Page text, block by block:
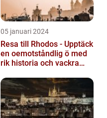
05 januari 2024
Resa till Rhodos - Upptäck
en oemotståndlig ö med
rik historia och vackra